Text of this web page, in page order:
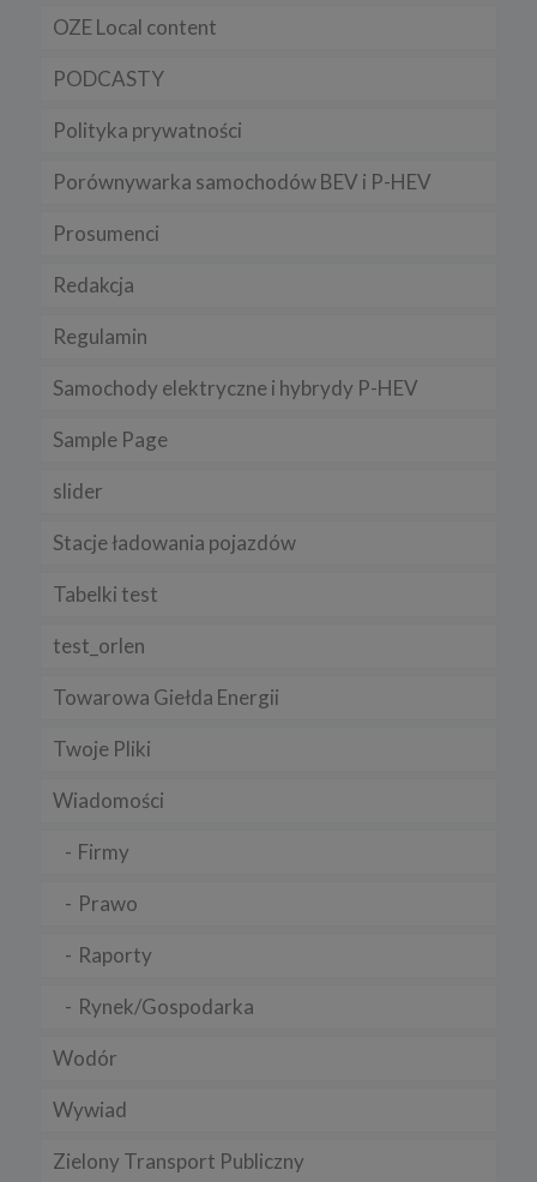
OZE Local content
PODCASTY
Polityka prywatności
Porównywarka samochodów BEV i P-HEV
Prosumenci
Redakcja
Regulamin
Samochody elektryczne i hybrydy P-HEV
Sample Page
slider
Stacje ładowania pojazdów
Tabelki test
test_orlen
Towarowa Giełda Energii
Twoje Pliki
Wiadomości
Firmy
Prawo
Raporty
Rynek/Gospodarka
Wodór
Wywiad
Zielony Transport Publiczny